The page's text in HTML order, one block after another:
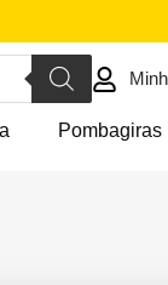
Pombagiras